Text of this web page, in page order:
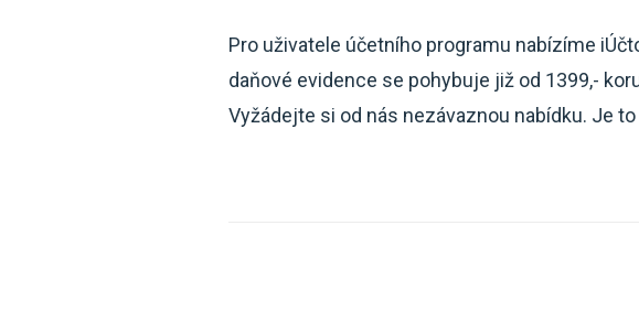
Pro uživatele účetního programu nabízíme
daňové evidence se pohybuje již od 1399,-
Vyžádejte si od nás nezávaznou nabídku. Je